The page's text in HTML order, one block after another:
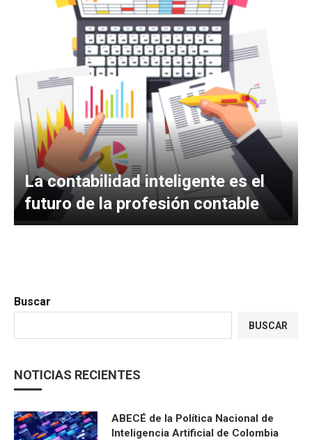
La contabilidad inteligente es el
futuro de la profesión contable
Buscar
BUSCAR
NOTICIAS RECIENTES
ABECÉ de la Política Nacional de
Inteligencia Artificial de Colombia